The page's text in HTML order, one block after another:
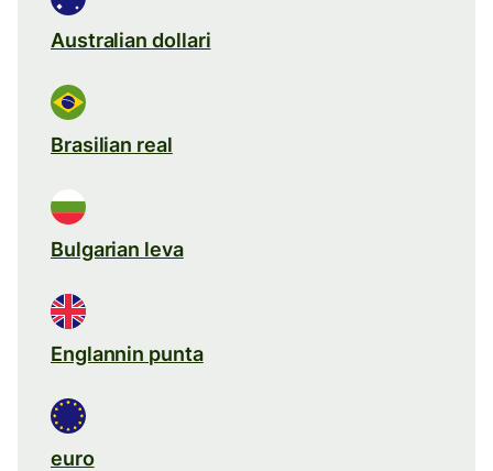
Australian dollari
Brasilian real
Bulgarian leva
Englannin punta
euro